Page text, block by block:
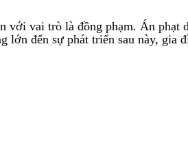
vai trò là đồng phạm. Án phạt
đến sự phát triển sau này,